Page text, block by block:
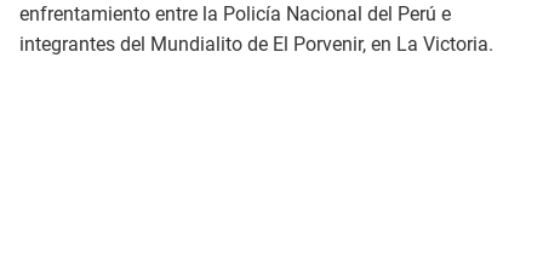
enfrentamiento entre la Policía Nacional del Perú e
integrantes del Mundialito de El Porvenir, en La Victoria.